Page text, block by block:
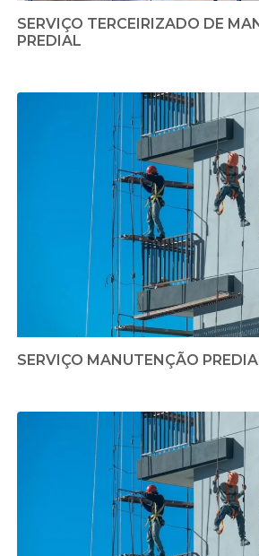
SERVIÇO TERCEIRIZADO DE
PREDIAL
SERVIÇO MANUTENÇÃO